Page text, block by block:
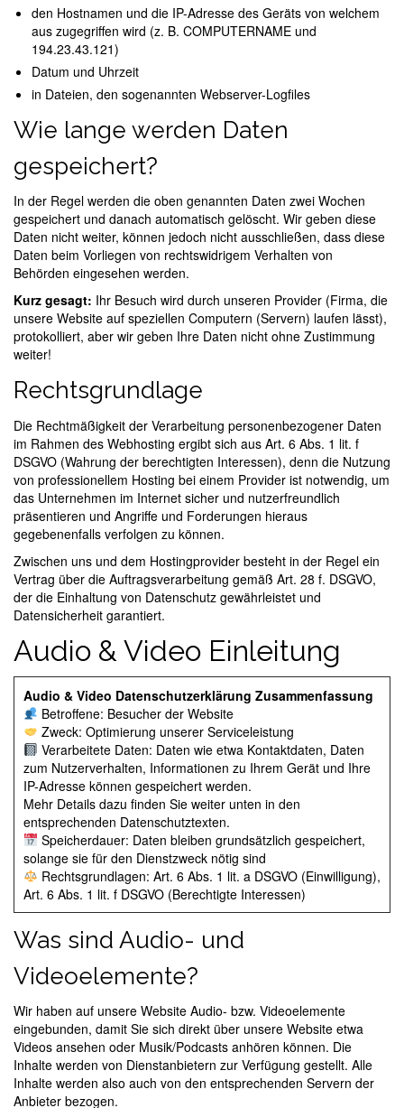
den Hostnamen und die IP-Adresse des Geräts von welchem
aus zugegriffen wird (z. B. COMPUTERNAME und
194.23.43.121)
Datum und Uhrzeit
in Dateien, den sogenannten Webserver-Logfiles
Wie lange werden Daten
gespeichert?
In der Regel werden die oben genannten Daten zwei Wochen
gespeichert und danach automatisch gelöscht. Wir geben diese
Daten nicht weiter, können jedoch nicht ausschließen, dass diese
Daten beim Vorliegen von rechtswidrigem Verhalten von
Behörden eingesehen werden.
Kurz gesagt: Ihr Besuch wird durch unseren Provider (Firma, die
unsere Website auf speziellen Computern (Servern) laufen lässt),
protokolliert, aber wir geben Ihre Daten nicht ohne Zustimmung
weiter!
Rechtsgrundlage
Die Rechtmäßigkeit der Verarbeitung personenbezogener Daten
im Rahmen des Webhosting ergibt sich aus Art. 6 Abs. 1 lit. f
DSGVO (Wahrung der berechtigten Interessen), denn die Nutzung
von professionellem Hosting bei einem Provider ist notwendig, um
das Unternehmen im Internet sicher und nutzerfreundlich
präsentieren und Angriffe und Forderungen hieraus
gegebenenfalls verfolgen zu können.
Zwischen uns und dem Hostingprovider besteht in der Regel ein
Vertrag über die Auftragsverarbeitung gemäß Art. 28 f. DSGVO,
der die Einhaltung von Datenschutz gewährleistet und
Datensicherheit garantiert.
Audio & Video Einleitung
Audio & Video Datenschutzerklärung Zusammenfassung
Betroffene: Besucher der Website
Zweck: Optimierung unserer Serviceleistung
Verarbeitete Daten: Daten wie etwa Kontaktdaten, Daten
zum Nutzerverhalten, Informationen zu Ihrem Gerät und Ihre
IP-Adresse können gespeichert werden.
Mehr Details dazu finden Sie weiter unten in den
entsprechenden Datenschutztexten.
Speicherdauer: Daten bleiben grundsätzlich gespeichert,
solange sie für den Dienstzweck nötig sind
Rechtsgrundlagen: Art. 6 Abs. 1 lit. a DSGVO (Einwilligung),
Art. 6 Abs. 1 lit. f DSGVO (Berechtigte Interessen)
Was sind Audio- und
Videoelemente?
Wir haben auf unsere Website Audio- bzw. Videoelemente
eingebunden, damit Sie sich direkt über unsere Website etwa
Videos ansehen oder Musik/Podcasts anhören können. Die
Inhalte werden von Dienstanbietern zur Verfügung gestellt. Alle
Inhalte werden also auch von den entsprechenden Servern der
Anbieter bezogen.